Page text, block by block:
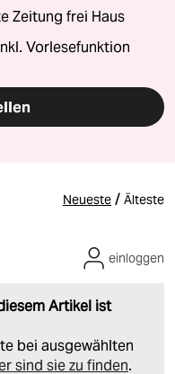
Zeitung frei Haus
Vorlesefunktion
Neueste / Älteste
Artikel ist
bei ausgewählten
sind sie zu finden.
einloggen